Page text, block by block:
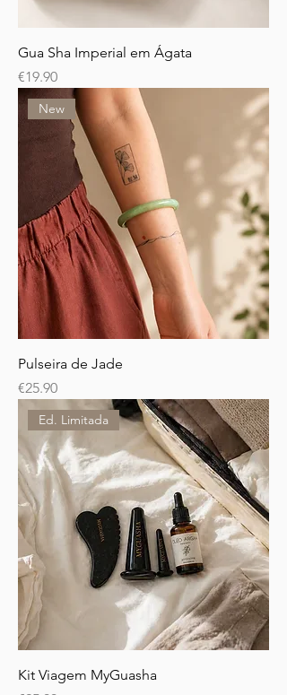
Gua Sha Imperial em Ágata
Price
€19.90
New
Pulseira de Jade
Price
€25.90
Ed. Limitada
Kit Viagem MyGuasha